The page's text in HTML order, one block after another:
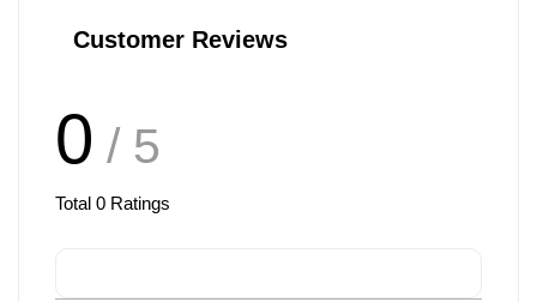
Customer Reviews
0 / 5
Total 0 Ratings